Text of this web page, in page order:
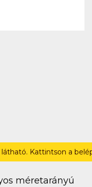
Kattintson a
méretarányú